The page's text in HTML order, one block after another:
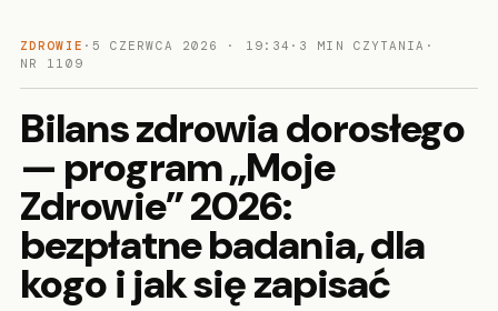
ZDROWIE · 5 CZERWCA 2026 · 19:34 · 3 MIN CZYTANIA ·
NR 1109
Bilans zdrowia dorosłego
— program „Moje
Zdrowie” 2026:
bezpłatne badania, dla
kogo i jak się zapisać